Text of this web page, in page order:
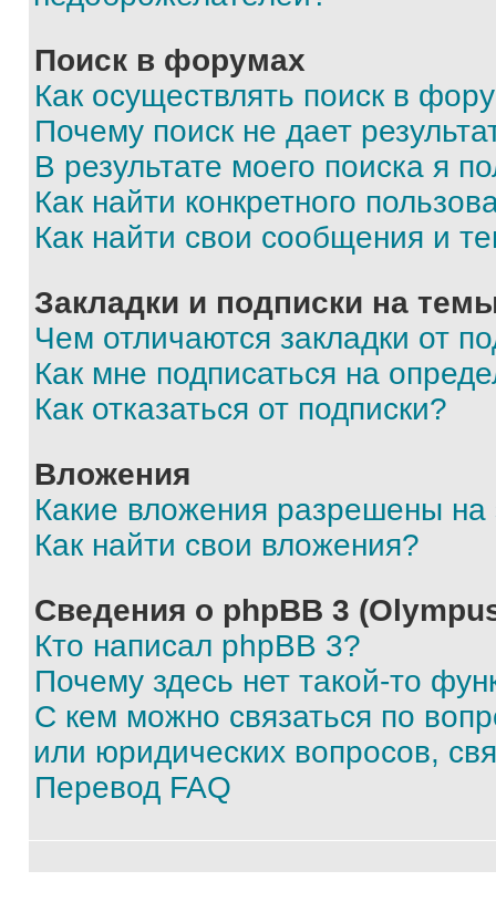
Поиск в форумах
Как осуществлять поиск в
Почему поиск не дает
В результате моего поиска я
Как найти конкретного
Как найти свои сообщения и
Закладки и подписки на
Чем отличаются закладки от
Как мне подписаться на
Как отказаться от подписки?
Вложения
Какие вложения разрешены
Как найти свои вложения?
Сведения о phpBB 3
Кто написал phpBB 3?
Почему здесь нет такой-то
С кем можно связаться по
или юридических вопросов,
Перевод FAQ